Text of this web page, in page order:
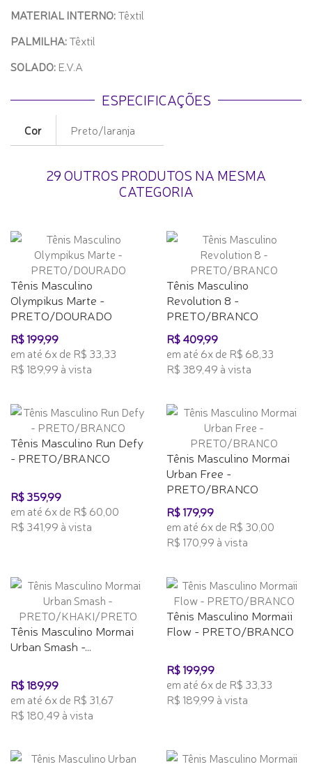
MATERIAL INTERNO:Têxtil
PALMILHA:Têxtil
SOLADO: E.V.A
ESPECIFICAÇÕES
Cor Preto/laranja
29 OUTROS PRODUTOS NA MESMA
CATEGORIA
Tênis Masculino
Olympikus Marte -
PRETO/DOURADO
R$ 199,99
em até 6x de R$ 33,33
R$ 189,99 à vista
Tênis Masculino
Revolution 8 -
PRETO/BRANCO
R$ 409,99
em até 6x de R$ 68,33
R$ 389,49 à vista
Tênis Masculino Run Defy
- PRETO/BRANCO
R$ 359,99
em até 6x de R$ 60,00
R$ 341,99 à vista
Tênis Masculino Mormai
Urban Free -
PRETO/BRANCO
R$ 179,99
em até 6x de R$ 30,00
R$ 170,99 à vista
Tênis Masculino Mormai
Urban Smash -...
R$ 189,99
em até 6x de R$ 31,67
R$ 180,49 à vista
Tênis Masculino Mormaii
Flow - PRETO/BRANCO
R$ 199,99
em até 6x de R$ 33,33
R$ 189,99 à vista